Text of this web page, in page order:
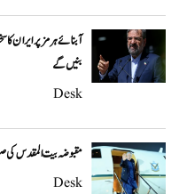
آبنائے ہرمز پر ایران کا
بنیں گے
Desk
مقبوضہ بیت المقدس کی
Desk